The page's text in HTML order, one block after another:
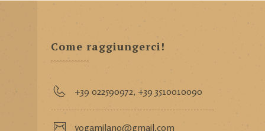
Come raggiungerci!
+39 022590972, +39 3510010090
yogamilano@gmail.com